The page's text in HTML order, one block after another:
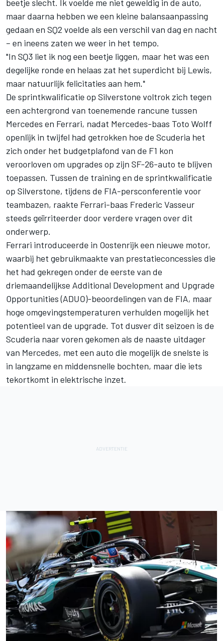
beetje slecht. Ik voelde me niet geweldig in de auto,
maar daarna hebben we een kleine balansaanpassing
gedaan en SQ2 voelde als een verschil van dag en nacht
– en ineens zaten we weer in het tempo.
"In SQ3 liet ik nog een beetje liggen, maar het was een
degelijke ronde en helaas zat het superdicht bij Lewis,
maar natuurlijk felicitaties aan hem."
De sprintkwalificatie op Silverstone voltrok zich tegen
een achtergrond van toenemende rancune tussen
Mercedes en Ferrari, nadat Mercedes-baas Toto Wolff
openlijk in twijfel had getrokken hoe de Scuderia het
zich onder het budgetplafond van de F1 kon
veroorloven om upgrades op zijn SF-26-auto te blijven
toepassen. Tussen de training en de sprintkwalificatie
op Silverstone, tijdens de FIA-persconferentie voor
teambazen, raakte Ferrari-baas Frederic Vasseur
steeds geïrriteerderdoor verdere vragen over dit
onderwerp.
Ferrari introduceerde in Oostenrijk een nieuwe motor,
waarbij het gebruikmaakte van prestatieconcessies die
het had gekregen onder de eerste van de
driemaandelijkse Additional Development and Upgrade
Opportunities (ADUO)-beoordelingen van de FIA, maar
hoge omgevingstemperaturen verhulden mogelijk het
potentieel van de upgrade. Tot dusver dit seizoen is de
Scuderia naar voren gekomen als de naaste uitdager
van Mercedes, met een auto die mogelijk de snelste is
in langzame en middensnelle bochten, maar die iets
tekortkomt in elektrische inzet.